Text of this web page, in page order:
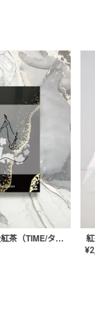
オリジナル高級紅茶（TIME/タイム）【ギフト/プチギフト/プレゼント/内祝い/結婚式/オリジナル配合/高品質/ハーブティー/茶葉/記念日/お返し/手土産/美容/おしゃれ】
¥